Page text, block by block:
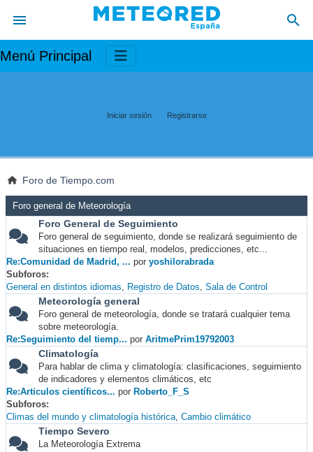
Menú Principal
Iniciar sesión Registrarse
Foro de Tiempo.com
Foro general de Meteorología
Foro General de Seguimiento
Foro general de seguimiento, donde se realizará seguimiento de
situaciones en tiempo real, modelos, predicciones, etc...
Re:Comunidad de Madrid, ... por yoshilorabrada
Subforos
General en distintos idiomas
Registro de Datos Sala de Control
Meteorología general
Foro general de meteorología, donde se tratará cualquier tema
sobre meteorología.
Re:Seguimiento del tiemp... por AritmePrim19792003
Climatología
Para hablar de clima y climatología: clasificaciones, seguimiento
de indicadores y elementos climáticos, etc
Re:Articulos científicos... por Roberto_F_S
Subforos
Climas del mundo y climatología histórica Cambio climático
Tiempo Severo
La Meteorología Extrema